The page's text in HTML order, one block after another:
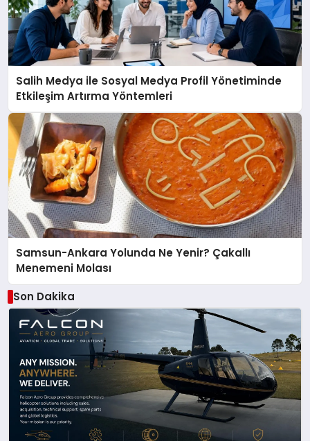
Salih Medya ile Sosyal Medya Profil Yönetiminde
Etkileşim Artırma Yöntemleri
Samsun-Ankara Yolunda Ne Yenir? Çakallı
Menemeni Molası
Son Dakika